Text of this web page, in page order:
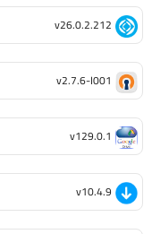
v26.0.2.212
v2.7.6-I001
v129.0.1
v10.4.9